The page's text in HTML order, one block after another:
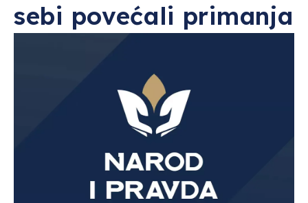
sebi povećali primanja